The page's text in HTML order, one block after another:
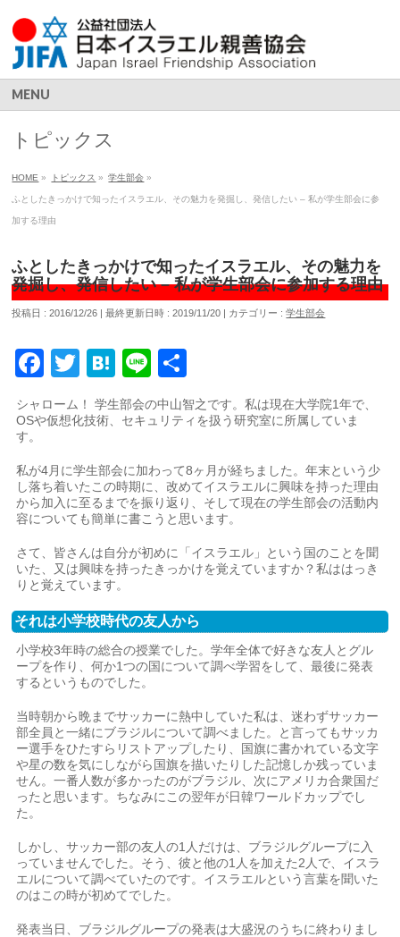
MENU
トピックス
HOME » トピックス » 学生部会 »
ふとしたきっかけで知ったイスラエル、その魅力を発掘し、発信したい – 私が学生部会に参
加する理由
ふとしたきっかけで知ったイスラエル、その魅力を
発掘し、発信したい – 私が学生部会に参加する理由
投稿日 : 2016/12/26 最終更新日時 : 2019/11/20 カテゴリー :学生部会
Facebook
Twitter
Hatena
Line
有
シャローム！ 学生部会の中山智之です。私は現在大学院1年で、
OSや仮想化技術、セキュリティを扱う研究室に所属していま
す。
私が4月に学生部会に加わって8ヶ月が経ちました。年末という少
し落ち着いたこの時期に、改めてイスラエルに興味を持った理由
から加入に至るまでを振り返り、そして現在の学生部会の活動内
容についても簡単に書こうと思います。
さて、皆さんは自分が初めに「イスラエル」という国のことを聞
いた、又は興味を持ったきっかけを覚えていますか？私ははっき
りと覚えています。
それは小学校時代の友人から
小学校3年時の総合の授業でした。学年全体で好きな友人とグル
ープを作り、何か1つの国について調べ学習をして、最後に発表
するというものでした。
当時朝から晩までサッカーに熱中していた私は、迷わずサッカー
部全員と一緒にブラジルについて調べました。と言ってもサッカ
ー選手をひたすらリストアップしたり、国旗に書かれている文字
や星の数を気にしながら国旗を描いたりした記憶しか残っていま
せん。一番人数が多かったのがブラジル、次にアメリカ合衆国だ
ったと思います。ちなみにこの翌年が日韓ワールドカップでし
た。
しかし、サッカー部の友人の1人だけは、ブラジルグループに入
っていませんでした。そう、彼と他の1人を加えた2人で、イスラ
エルについて調べていたのです。イスラエルという言葉を聞いた
のはこの時が初めてでした。
発表当日、ブラジルグループの発表は大盛況のうちに終わりまし